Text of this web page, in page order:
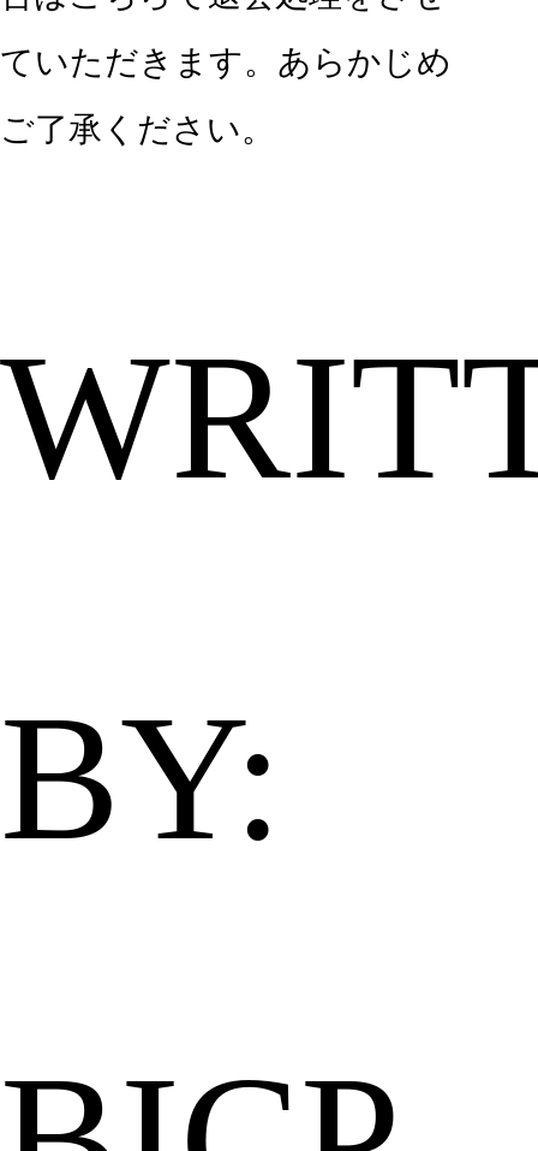
ていただきます。あらかじめ
ご了承ください。
BY: